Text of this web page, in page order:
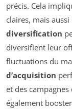
précis. Cela
claires, mais aussi
diversification
diversifient leur
fluctuations du
d’acquisition
et des
également